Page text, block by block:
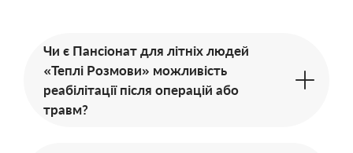
Чи є Пансіонат для літніх людей
«Теплі Розмови» можливість
реабілітації після операцій або
травм?